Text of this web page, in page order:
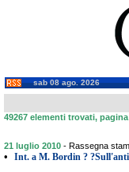
sab 08 ago. 2026
49267 elementi trovati,
21 luglio 2010 - Rassegna
• Int. a M. Bordin ?